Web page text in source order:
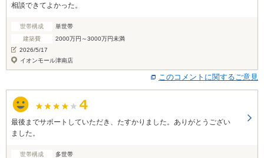
相談できてよかった。
世帯構成
単世帯
建築費
2000万円～3000万円未満
2026/5/17
イオンモール津南店
このコメントに関するご意見
最後までサポートしていただき、たすかりました。ありがとうござい
ました。
世帯構成
多世帯